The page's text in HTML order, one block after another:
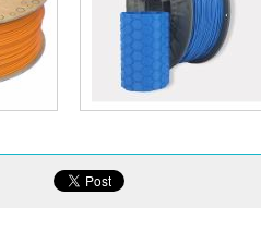
Speed 1.75MM BLEU
ECLAT 1KG